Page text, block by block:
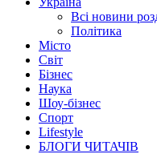
Всі новини
Політика
Місто
Світ
Бізнес
Наука
Шоу-бізнес
Спорт
Lifestyle
БЛОГИ ЧИТАЧІВ